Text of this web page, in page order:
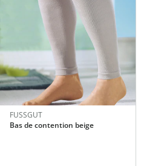
FUSSGUT
Bas de contention beige